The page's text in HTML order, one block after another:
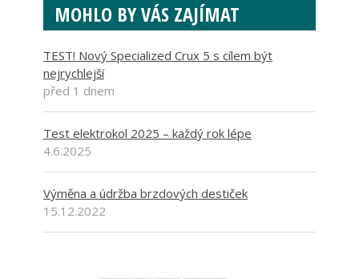
MOHLO BY VÁS ZAJÍMAT
TEST! Nový Specialized Crux 5 s cílem být
nejrychlejší
před 1 dnem
Test elektrokol 2025 – každý rok lépe
4.6.2025
Výměna a údržba brzdových destiček
15.12.2022